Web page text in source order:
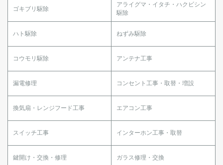
ゴキブリ駆除
アライグマ・イタチ・ハクビシン
駆除
ハト駆除 ねずみ駆除
コウモリ駆除 アンテナ工事
漏電修理 コンセント工事・取替・増設
換気扇・レンジフード工事 エアコン工事
スイッチ工事 インターホン工事・取替
鍵開け・交換・修理 ガラス修理・交換